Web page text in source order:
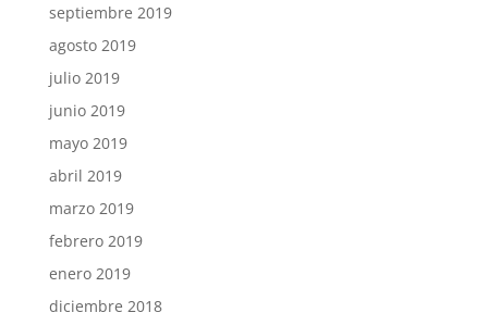
septiembre 2019
agosto 2019
julio 2019
junio 2019
mayo 2019
abril 2019
marzo 2019
febrero 2019
enero 2019
diciembre 2018